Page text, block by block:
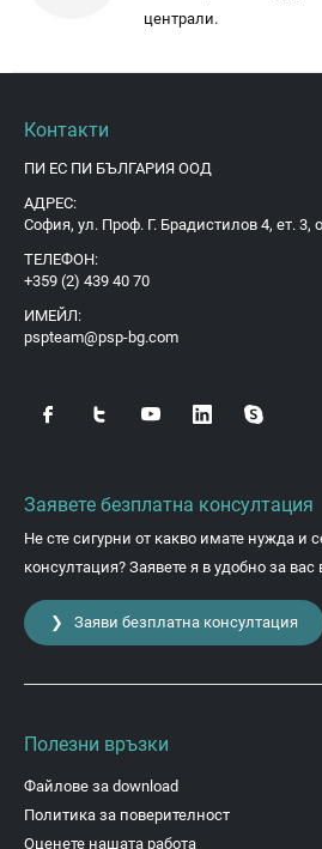
централи.
Контакти
ПИ ЕС ПИ БЪЛГАРИЯ ООД
АДРЕС:
София, ул. Проф. Г. Брадистилов 4, ет. 3,
ТЕЛЕФОН:
+359 (2) 439 40 70
ИМЕЙЛ:
pspteam@psp-bg.com
Заявете безплатна консултация
Не сте сигурни от какво имате нужда и
консултация? Заявете я в удобно за вас
❯ Заяви безплатна консултация
Полезни връзки
Файлове за download
Политика за поверителност
Оценете нашата работа